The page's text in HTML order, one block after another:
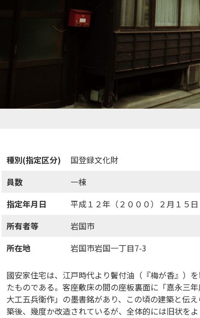
種別(指定区分)
国登録文化財
員数
一棟
指定年月日
平成１２年（２０００）２月１５日
所有者等
岩国市
所在地
岩国市岩国一丁目7-3
國安家住宅は、江戸時代より鬢付油（『梅が香』）
たものである。客座敷床の間の座板裏面に「嘉永三
大工五兵衛作」の墨書銘があり、この頃の建築と伝
築後、幾度か改造されているが、全体的には旧状をよ